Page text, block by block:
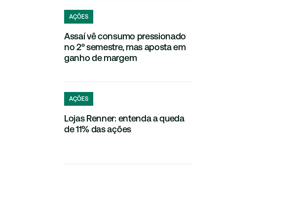
AÇÕES
Assaí vê consumo pressionado
no 2º semestre, mas aposta em
ganho de margem
AÇÕES
Lojas Renner: entenda a queda
de 11% das ações